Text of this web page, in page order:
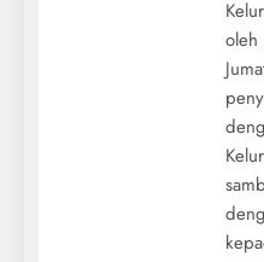
oleh